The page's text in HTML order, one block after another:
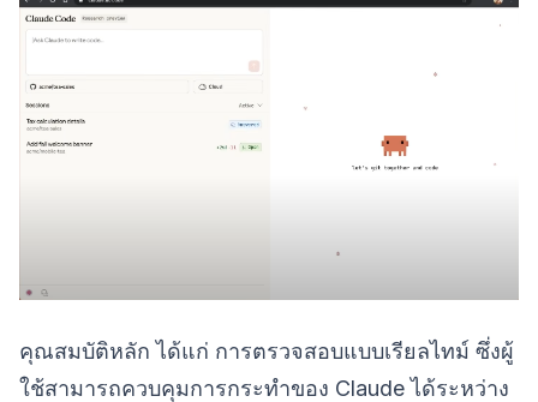
คุณสมบัติหลัก ได้แก่ การตรวจสอบแบบเรียลไทม์ ซึ่งผู้
ใช้สามารถควบคุมการกระทำของ Claude ได้ระหว่าง